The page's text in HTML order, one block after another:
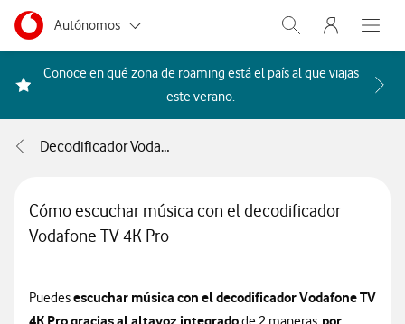
Ir a la pagina principal de vodafone.es
Menu navegación Segmento
Autónomos
Pymes
Abrir buscador.
Menu
Abre
Conoce en qué zona de roaming está el país al que viajas
este verano. Acceder a la FAQ Qué
Decodificador Vodafone TV 4K Pro
Cómo escuchar música con el decodificador
Vodafone TV 4K Pro
Puedesescuchar música con el decodificador Vodafone TV